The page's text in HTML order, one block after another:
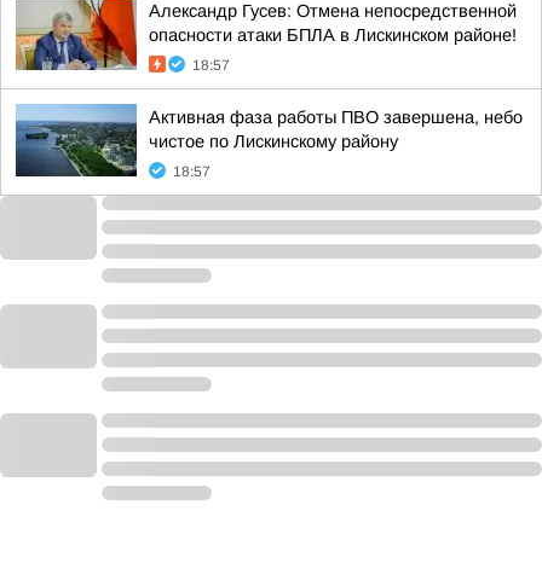
Александр Гусев: Отмена непосредственной
опасности атаки БПЛА в Лискинском районе!
18:57
Активная фаза работы ПВО завершена, небо
чистое по Лискинскому району
18:57